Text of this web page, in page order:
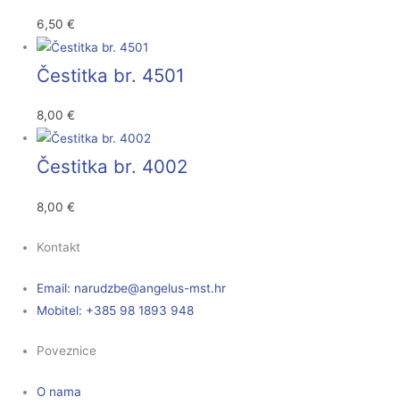
6,50€
Čestitka br. 4501
8,00€
Čestitka br. 4002
8,00€
Kontakt
Email: rh.tsm-sulegna
@ebzduran
Mobitel: +385 98 1893 948
Poveznice
O nama